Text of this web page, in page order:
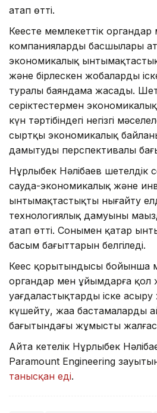
атап өтті.
Кеңесте мемлекеттік
компаниялардың басшылары
экономикалық
және бірлескен жобалардың
туралы баяндама жасады.
серіктестермен
күн тәртібіндегі негізгі
сыртқы экономикалық
дамытудың перспективалы
Нұрлыбек Нәлібаев шетелдік
сауда-экономикалық және
ынтымақтастықты нығайту
технологиялық дамуының
атап өтті. Сонымен қатар
басым бағыттарын белгіледі.
Кеңес қорытындысы бойынша
органдар мен ұйымдарға қол
уағдаластықтарды іске
күшейту, жаңа бастамаларды
бағытындағы жұмысты
Айта кетелік Нұрлыбек
Paramount Engineering
танысқан еді.